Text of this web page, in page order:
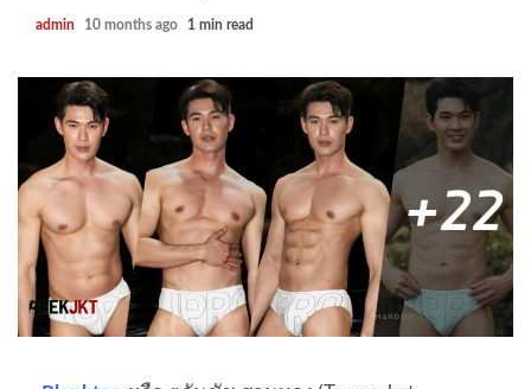
admin 10 months ago 1 min read